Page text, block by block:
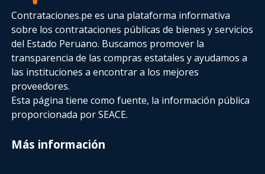
Contrataciones.pe es una plataforma informativa
sobre los contrataciones públicas de bienes y servicios
del Estado Peruano. Buscamos promover la
transparencia de las compras estatalesy ayudamos a
las instituciones a encontrar a los mejores
proveedores.
Esta página tiene como fuente, la información pública
proporcionada por SEACE.
Más información